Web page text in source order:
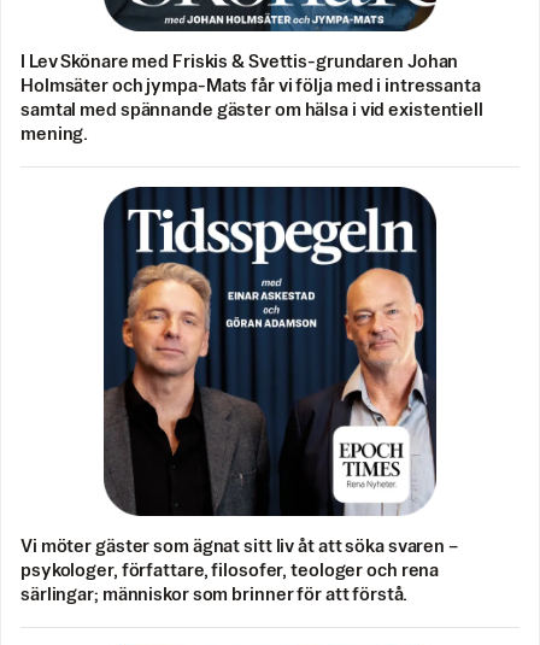
I Lev Skönare med Friskis & Svettis-grundaren Johan
Holmsäter och jympa-Mats får vi följa med i intressanta
samtal med spännande gäster om hälsa i vid existentiell
mening.
Vi möter gäster som ägnat sitt liv åt att söka svaren –
psykologer, författare, filosofer, teologer och rena
särlingar; människor som brinner för att förstå.